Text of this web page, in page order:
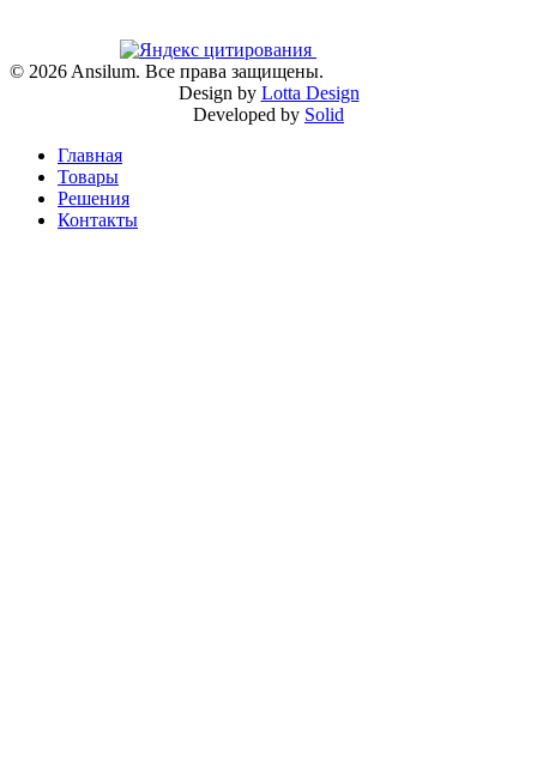
© 2026 Ansilum. Все права защищены.
Design by Lotta Design
Developed by Solid
Главная
Товары
Решения
Контакты